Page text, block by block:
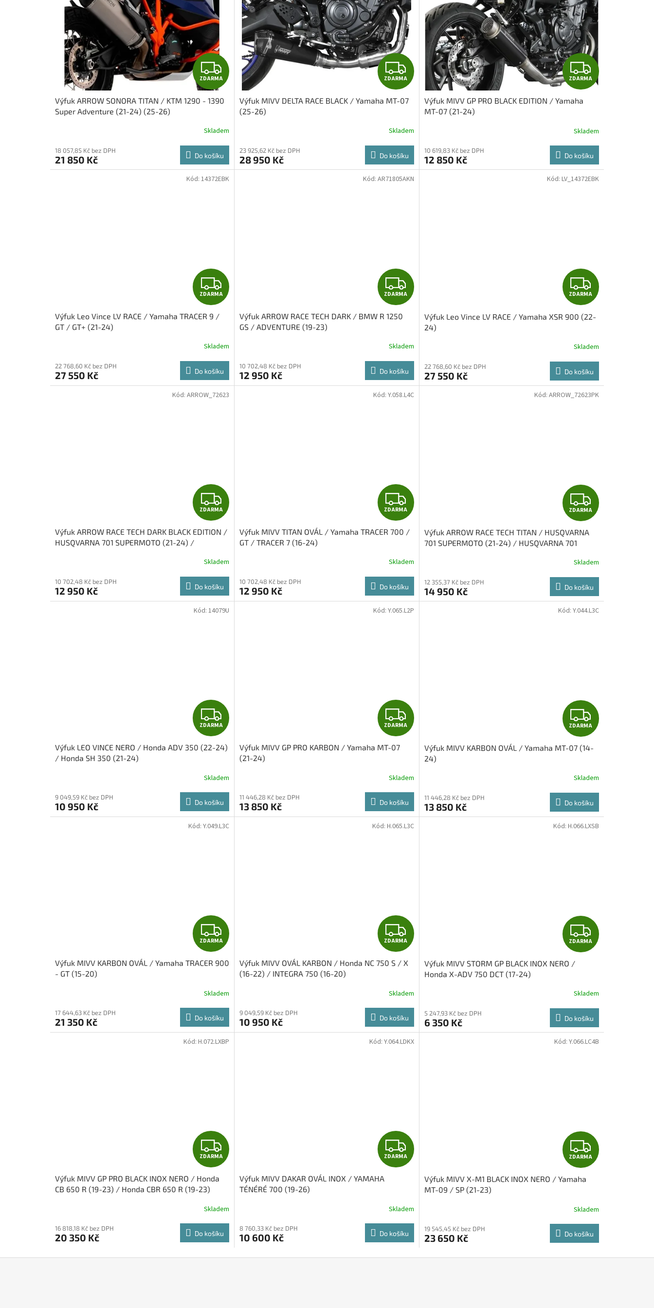
Z
D
A
R
M
A
ZDARMA
Výfuk ARROW SONORA TITAN / KTM 1290 - 1390
Super Adventure (21-24) (25-26)
Skladem
18 057,85 Kč bez DPH
21 850 Kč Do košíku
Z
D
A
R
M
A
ZDARMA
Výfuk MIVV DELTA RACE BLACK / Yamaha MT-07
(25-26)
Skladem
23 925,62 Kč bez DPH
28 950 Kč Do košíku
Z
D
R
M
A
ZDARMA
Výfuk MIVV GP PRO BLACK EDITION / Yamaha
MT-07 (21-24)
Skladem
10 619,83 Kč bez DPH
12 850 Kč Do košíku
Z
D
R
M
A
ZDARMA
Výfuk Leo Vince LV RACE / Yamaha TRACER 9 /
GT / GT+ (21-24)
Skladem
22 768,60 Kč bez DPH
27 550 Kč Do košíku
Kód:14372EBK
Z
D
R
M
A
ZDARMA
Výfuk ARROW RACE TECH DARK / BMW R 1250
GS / ADVENTURE (19-23)
Skladem
10 702,48 Kč bez DPH
12 950 Kč Do košíku
Kód: AR71805AKN
Z
D
A
R
M
A
ZDARMA
Výfuk Leo Vince LV RACE / Yamaha XSR 900 (22-
24)
Skladem
22 768,60 Kč bez DPH
27 550 Kč Do košíku
Kód: LV_14372EBK
Z
D
A
R
M
A
ZDARMA
Výfuk ARROW RACE TECH DARK BLACK EDITION /
HUSQVARNA 701 SUPERMOTO (21-24) /
Skladem
10 702,48 Kč bez DPH
12 950 Kč Do košíku
Kód:ARROW_72623
Z
D
A
R
M
A
ZDARMA
Výfuk MIVV TITAN OVÁL / Yamaha TRACER 700 /
GT / TRACER 7 (16-24)
Skladem
10 702,48 Kč bez DPH
12 950 Kč Do košíku
Kód: Y.058.L4C
Z
D
R
M
A
ZDARMA
Výfuk ARROW RACE TECH TITAN / HUSQVARNA
701 SUPERMOTO (21-24) / HUSQVARNA 701
Skladem
12 355,37 Kč bez DPH
14 950 Kč Do košíku
Kód: ARROW_72623PK
Z
D
A
R
M
A
ZDARMA
Výfuk LEO VINCE NERO / Honda ADV 350 (22-24)
/ Honda SH 350 (21-24)
Skladem
9 049,59 Kč bez DPH
10 950 Kč Do košíku
Kód:14079U
Z
D
R
M
A
ZDARMA
Výfuk MIVV GP PRO KARBON / Yamaha MT-07
(21-24)
Skladem
11 446,28 Kč bez DPH
13 850 Kč Do košíku
Kód: Y.065.L2P
Z
D
A
R
M
A
ZDARMA
Výfuk MIVV KARBON OVÁL / Yamaha MT-07 (14-
24)
Skladem
11 446,28 Kč bez DPH
13 850 Kč Do košíku
Kód: Y.044.L3C
Z
D
A
R
M
A
ZDARMA
Výfuk MIVV KARBON OVÁL / Yamaha TRACER 900
- GT (15-20)
Skladem
17 644,63 Kč bez DPH
21 350 Kč Do košíku
Kód:Y.049.L3C
Z
D
A
R
M
A
ZDARMA
Výfuk MIVV OVÁL KARBON / Honda NC 750 S / X
(16-22) / INTEGRA 750 (16-20)
Skladem
9 049,59 Kč bez DPH
10 950 Kč Do košíku
Kód: H.065.L3C
Z
D
R
M
A
ZDARMA
Výfuk MIVV STORM GP BLACK INOX NERO /
Honda X-ADV 750 DCT (17-24)
Skladem
5 247,93 Kč bez DPH
6 350 Kč Do košíku
Kód: H.066.LXSB
Z
D
R
M
A
ZDARMA
Výfuk MIVV GP PRO BLACK INOX NERO / Honda
CB 650 R (19-23) / Honda CBR 650 R (19-23)
Skladem
16 818,18 Kč bez DPH
20 350 Kč Do košíku
Kód:H.072.LXBP
Z
D
R
M
A
ZDARMA
Výfuk MIVV DAKAR OVÁL INOX / YAMAHA
TÉNÉRÉ 700 (19-26)
Skladem
8 760,33 Kč bez DPH
10 600 Kč Do košíku
Kód: Y.064.LDKX
Z
D
R
M
A
ZDARMA
Výfuk MIVV X-M1 BLACK INOX NERO / Yamaha
MT-09 / SP (21-23)
Skladem
19 545,45 Kč bez DPH
23 650 Kč Do košíku
Kód: Y.066.LC4B